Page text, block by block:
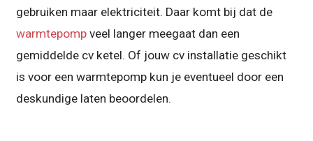
gebruiken maar elektriciteit. Daar komt bij dat de
warmtepomp veel langer meegaat dan een
gemiddelde cv ketel. Of jouw cv installatie geschikt
is voor een warmtepomp kun je eventueel door een
deskundige laten beoordelen.